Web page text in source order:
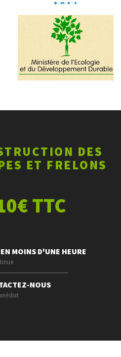
DES
ET FRELONS
TTC
MOINS D'UNE HEURE
NOUS